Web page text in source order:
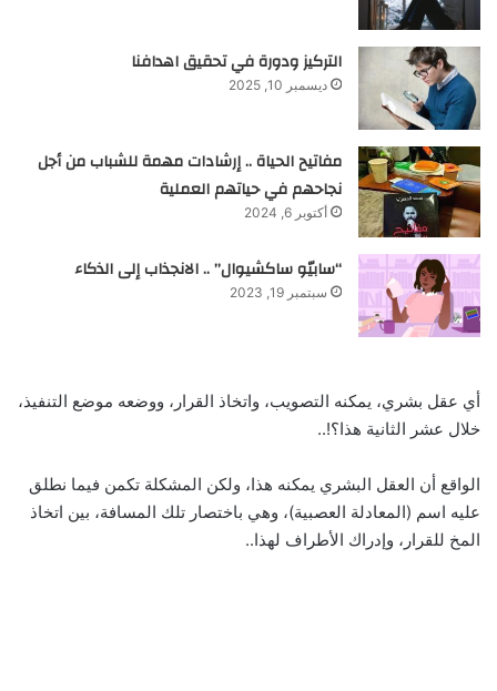
التركيز ودورة في تحقيق اهدافنا
ديسمبر 10, 2025
مفاتيح الحياة .. إرشادات مهمة للشباب من أجل
نجاحهم في حياتهم العملية
أكتوبر 6, 2024
“سابيّو ساكشيوال” .. الانجذاب إلى الذكاء
سبتمبر 19, 2023
أي عقل بشري، يمكنه التصويب، واتخاذ القرار، ووضعه موضع التنفيذ،
خلال عشر الثانية هذا؟!..
الواقع أن العقل البشري يمكنه هذا، ولكن المشكلة تكمن فيما نطلق
عليه اسم (المعادلة العصبية)، وهي باختصار تلك المسافة، بين اتخاذ
المخ للقرار، وإدراك الأطراف لهذا..